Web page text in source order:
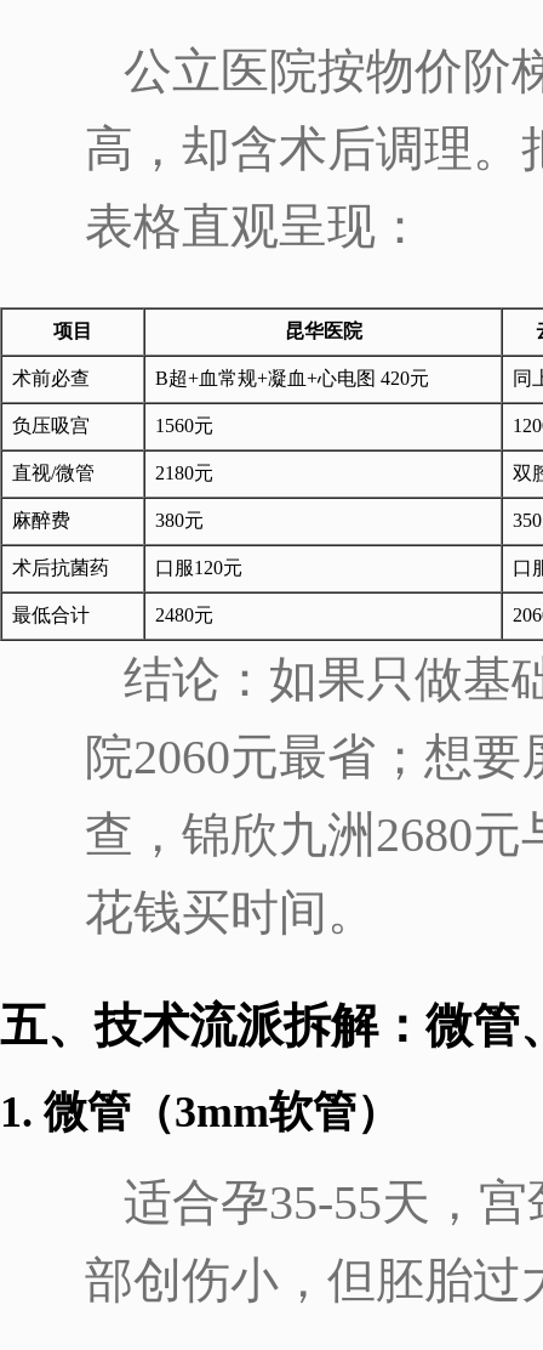
公立医院按物价阶
高，却含术后调理。
表格直观呈现：
项目 昆华医院
术前必查 B超+血常规+凝血+心电图 420元 同
负压吸宫 1560元
直视/微管 2180元 双
麻醉费 380元
术后抗菌药 口服120元 口
最低合计 2480元
结论：如果只做基
院2060元最省；想
查，锦欣九洲2680
花钱买时间。
五、技术流派拆解：微管
1. 微管（3mm软管）
适合孕35-55天，
部创伤小，但胚胎过